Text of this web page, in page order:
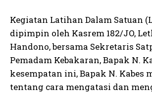
Kegiatan Latihan Dalam Satuan
dipimpin oleh Kasrem 182/JO,
Handono, bersama Sekretaris
Pemadam Kebakaran, Bapak N.
kesempatan ini, Bapak N. Kabes
tentang cara mengatasi dan